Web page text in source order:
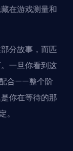
在游戏测量和
分故事，而匹
一旦你看到这
合——整个阶
你在等待的那